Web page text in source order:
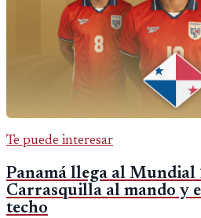
Te puede interesar
Panamá llega al Mundial
Carrasquilla al mando y
techo